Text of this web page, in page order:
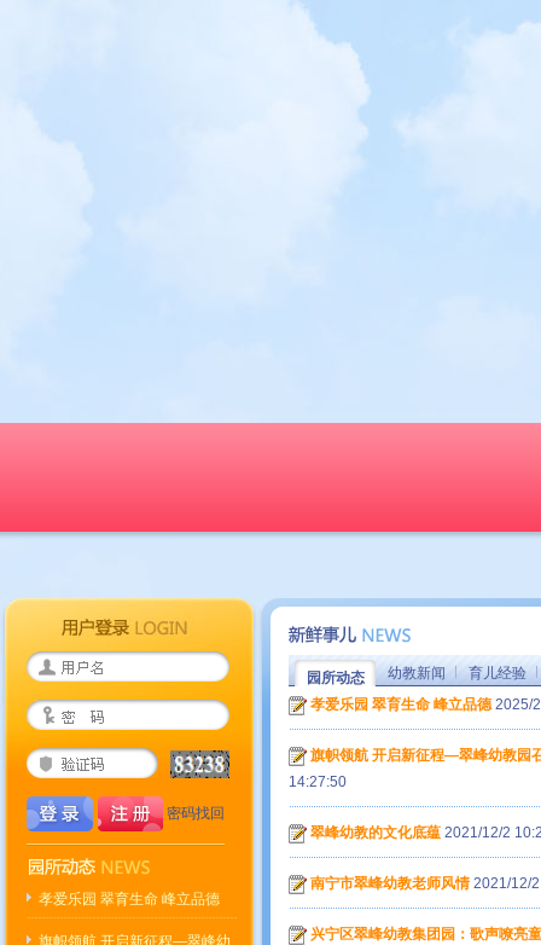
密码找回
孝爱乐园 翠育生命 峰立品德
旗帜领航 开启新征程—翠峰幼
园所动态 幼教新闻
育儿经验
孝爱乐园 翠育生命 峰立品德2025/
旗帜领航 开启新征程—翠峰幼教园
14:27:50
翠峰幼教的文化底蕴 2021/12/2
南宁市翠峰幼教老师风情2021/12/
兴宁区翠峰幼教集团园：歌声嘹亮